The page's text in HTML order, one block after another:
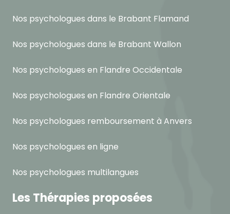
Nos psychologues dans le Brabant Flamand
Nos psychologues dans le Brabant Wallon
Nos psychologues en Flandre Occidentale
Nos psychologues en Flandre Orientale
Nos psychologues remboursement à Anvers
Nos psychologues en ligne
Nos psychologues multilangues
Les Thérapies proposées